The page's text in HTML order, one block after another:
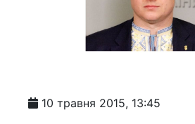
10 травня 2015, 13:45